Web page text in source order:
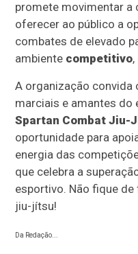
promete movimentar
oferecer ao público a
combates de elevado
ambiente competitivo,
A organização convida
marciais e amantes do
Spartan Combat Jiu-
oportunidade para
energia das
que celebra a
esportivo. Não fique
jiu-jítsu!
Da Redação...